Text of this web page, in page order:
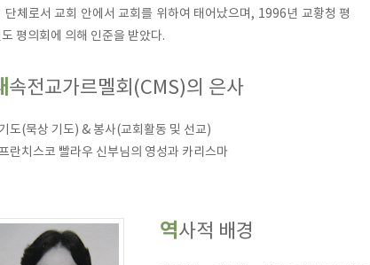
단체로서 교회 안에서 교회를 위하여 태어났으며, 1996년 교황청 평
평의회에 의해 인준을 받았다.
재속전교가르멜회(CMS)의 은사
도(묵상 기도) & 봉사(교회활동 및 선교)
란치스코 빨라우 신부님의 영성과 카리스마
역사적 배경